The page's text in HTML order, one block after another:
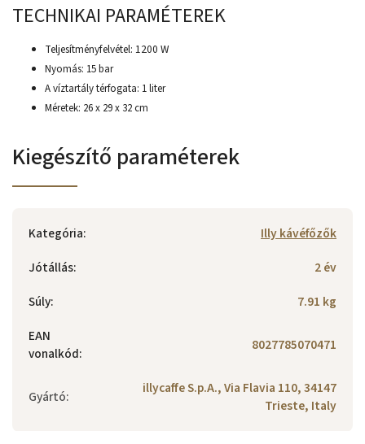
TECHNIKAI PARAMÉTEREK
Teljesítményfelvétel: 1200 W
Nyomás: 15 bar
A víztartály térfogata: 1 liter
Méretek: 26 x 29 x 32 cm
Kiegészítő paraméterek
Kategória:
Illy kávéfőzők
Jótállás:
2 év
Súly:
7.91 kg
EAN
vonalkód: 8027785070471
Gyártó:
illycaffe S.p.A., Via Flavia 110, 34147
Trieste, Italy